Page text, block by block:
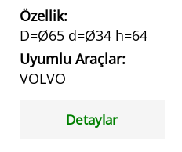
Özellik:
D=Ø65 d=Ø34 h=64
Uyumlu Araçlar:
VOLVO
Detaylar